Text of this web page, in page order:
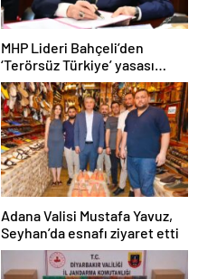
MHP Lideri Bahçeli’den
‘Terörsüz Türkiye’ yasası
açıklaması: “Herkes kazandı”
Adana Valisi Mustafa Yavuz,
Seyhan’da esnafı ziyaret etti